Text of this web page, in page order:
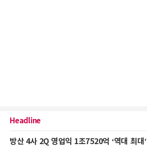
Headline
방산 4사 2Q 영업익 1조7520억 ‘역대 최대’